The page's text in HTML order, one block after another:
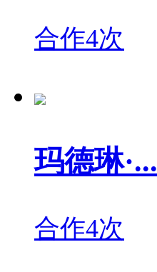
合作4次
玛德琳·...
合作4次